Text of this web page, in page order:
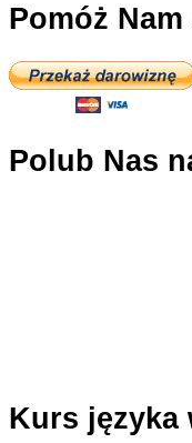
w
Pomóż
Polub Nas
Kurs języka